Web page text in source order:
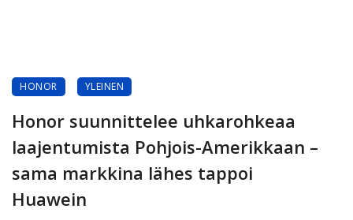
HONOR YLEINEN
Honor suunnittelee uhkarohkeaa
laajentumista Pohjois-Amerikkaan –
sama markkina lähes tappoi
Huawein